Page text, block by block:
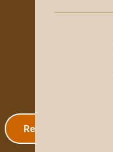
Registrace